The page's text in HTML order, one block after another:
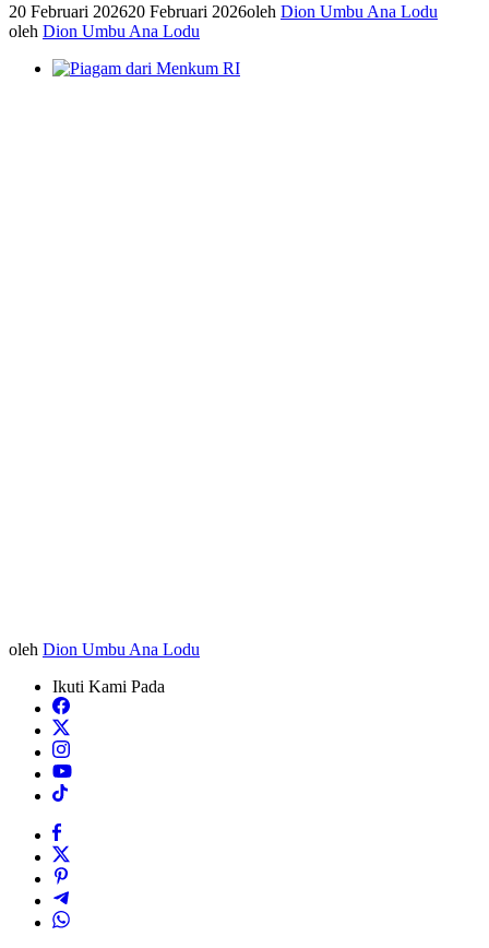
20 Februari 202620 Februari 2026oleh Dion Umbu Ana Lodu
oleh Dion Umbu Ana Lodu
oleh Dion Umbu Ana Lodu
Ikuti Kami Pada